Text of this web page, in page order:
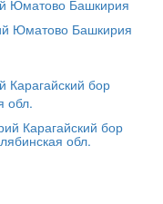
Юматово Башкирия
Карагайский бор
обл.